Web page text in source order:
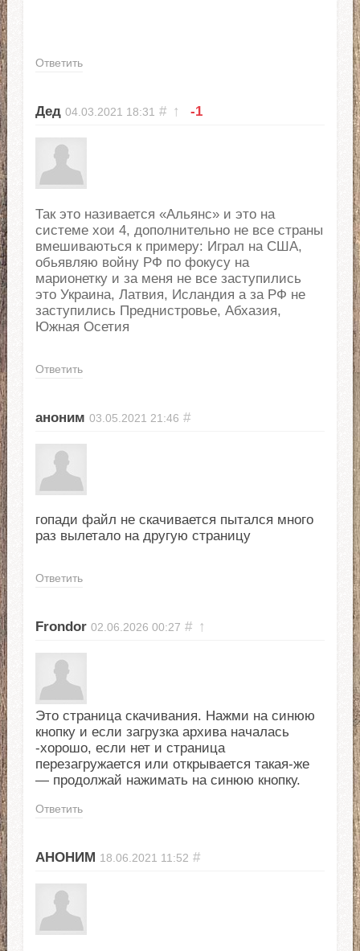
Ответить
Дед 04.03.2021 18:31 # ↑ -1
Так это називается «Альянс» и это на
системе хои 4, дополнительно не все страны
вмешиваються к примеру: Играл на США,
обьявляю войну РФ по фокусу на
марионетку и за меня не все заступились
это Украина, Латвия, Исландия а за РФ не
заступились Преднистровье, Абхазия,
Южная Осетия
Ответить
аноним 03.05.2021 21:46 #
гопади файл не скачивается пытался много
раз вылетало на другую страницу
Ответить
Frondor 02.06.2026 00:27 # ↑
Это страница скачивания. Нажми на синюю
кнопку и если загрузка архива началась
-хорошо, если нет и страница
перезагружается или открывается такая-же
— продолжай нажимать на синюю кнопку.
Ответить
АНОНИМ 18.06.2021 11:52 #